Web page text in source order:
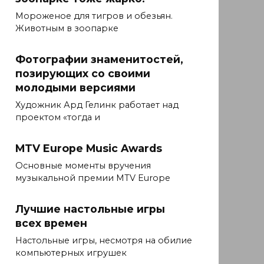
Мороженое для тигров и обезьян.
Животным в зоопарке
Фотографии знаменитостей,
позирующих со своими
молодыми версиями
Художник Ард Гелинк работает над
проектом «тогда и
MTV Europe Music Awards
Основные моменты вручения
музыкальной премии MTV Europe
Лучшие настольные игры
всех времен
Настольные игры, несмотря на обилие
компьютерных игрушек